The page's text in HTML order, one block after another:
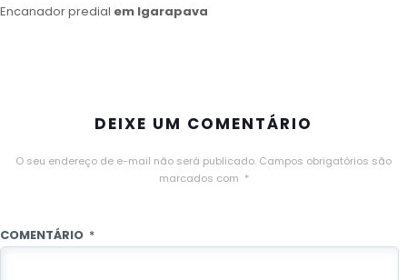
Encanador predial em Igarapava
DEIXE UM COMENTÁRIO
O seu endereço de e-mail não será publicado. Campos obrigatórios são
marcados com *
COMENTÁRIO *